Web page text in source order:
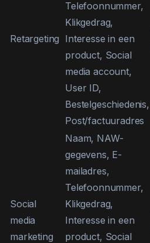
Retargeting
Telefoonnummer,
Klikgedrag,
Interesse in een
product, Social
media account,
User ID,
Bestelgeschiedenis,
Post/factuuradres
Social
media
marketing
Naam, NAW-
gegevens, E-
mailadres,
Telefoonnummer,
Klikgedrag,
Interesse in een
product, Social